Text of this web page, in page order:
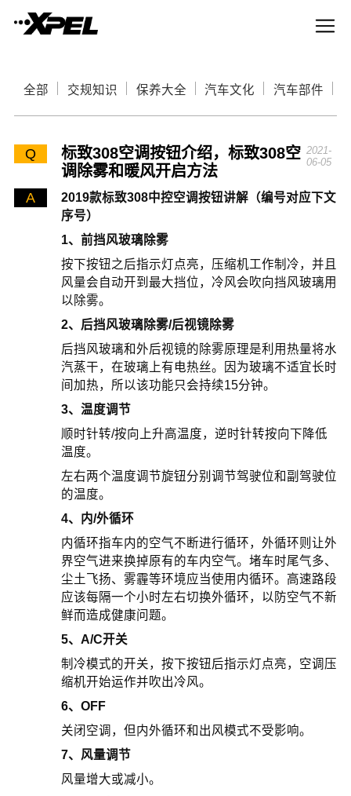
全部 交规知识 保养大全 汽车文化 汽车部件
Q
标致308空调按钮介绍，标致308空
调除雾和暖风开启方法
2021-
06-05
A
2019款标致308中控空调按钮讲解（编号对应下文
序号）
1、前挡风玻璃除雾
按下按钮之后指示灯点亮，压缩机工作制冷，并且
风量会自动开到最大挡位，冷风会吹向挡风玻璃用
以除雾。
2、后挡风玻璃除雾/后视镜除雾
后挡风玻璃和外后视镜的除雾原理是利用热量将水
汽蒸干，在玻璃上有电热丝。因为玻璃不适宜长时
间加热，所以该功能只会持续15分钟。
3、温度调节
顺时针转/按向上升高温度，逆时针转按向下降低
温度。
左右两个温度调节旋钮分别调节驾驶位和副驾驶位
的温度。
4、内/外循环
内循环指车内的空气不断进行循环，外循环则让外
界空气进来换掉原有的车内空气。堵车时尾气多、
尘土飞扬、雾霾等环境应当使用内循环。高速路段
应该每隔一个小时左右切换外循环，以防空气不新
鲜而造成健康问题。
5、A/C开关
制冷模式的开关，按下按钮后指示灯点亮，空调压
缩机开始运作并吹出冷风。
6、OFF
关闭空调，但内外循环和出风模式不受影响。
7、风量调节
风量增大或减小。